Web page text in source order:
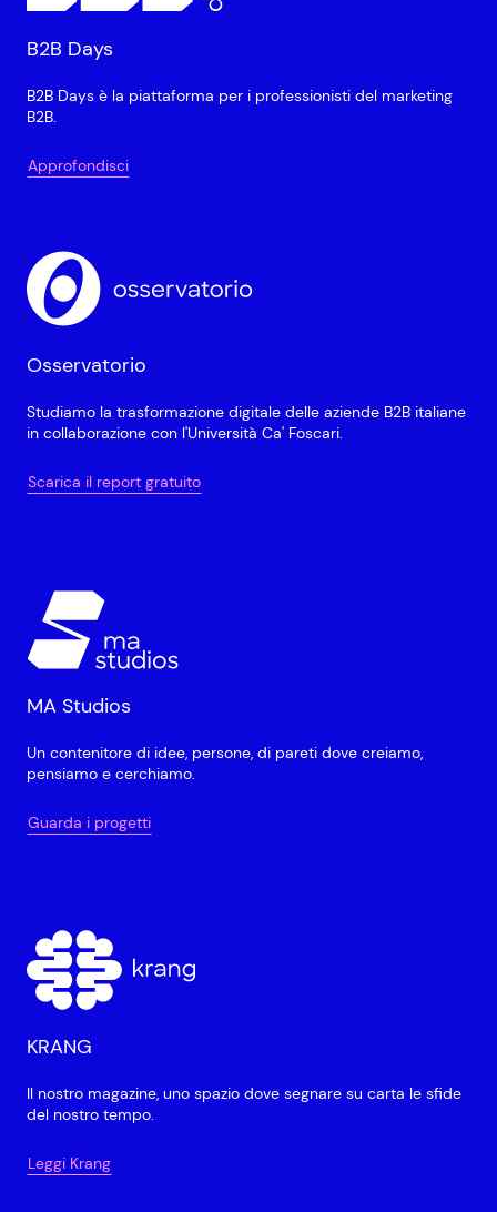
B2B Days
B2B Days è la piattaforma per i professionisti del marketing
B2B.
Approfondisci
Osservatorio
Studiamo la trasformazione digitale delle aziende B2B italiane
in collaborazione con l'Università Ca' Foscari.
Scarica il report gratuito
MA Studios
Un contenitore di idee, persone, di pareti dove creiamo,
pensiamo e cerchiamo.
Guarda i progetti
KRANG
Il nostro magazine, uno spazio dove segnare su carta le sfide
del nostro tempo.
Leggi Krang